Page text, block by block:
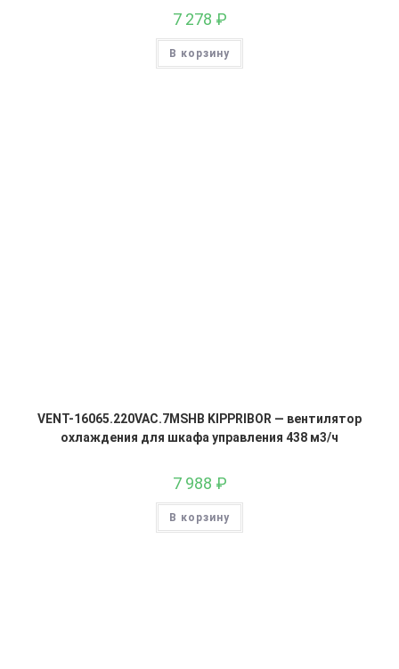
7 278 ₽
В корзину
VENT-16065.220VAC.7MSHB KIPPRIBOR — вентилятор
охлаждения для шкафа управления 438 м3/ч
7 988 ₽
В корзину